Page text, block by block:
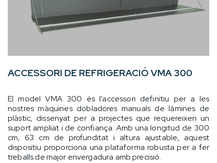
ACCESSORI DE REFRIGERACIÓ VMA 300
El model VMA 300 és l'accessori definitiu per a les
nostres màquines dobladores manuals de làmines de
plàstic, dissenyat per a projectes que requereixen un
suport ampliat i de confiança. Amb una longitud de 300
cm, 63 cm de profunditat i altura ajustable, aquest
dispositiu proporciona una plataforma robusta per a fer
treballs de major envergadura amb precisió.